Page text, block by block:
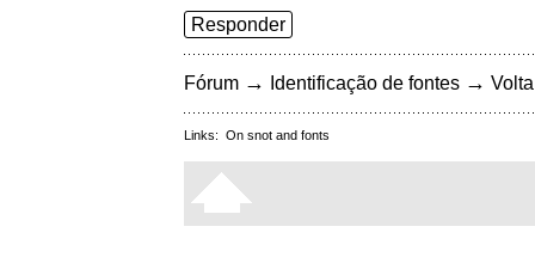
Responder
Fórum → Identificação de fontes →
Links: On snot and fonts